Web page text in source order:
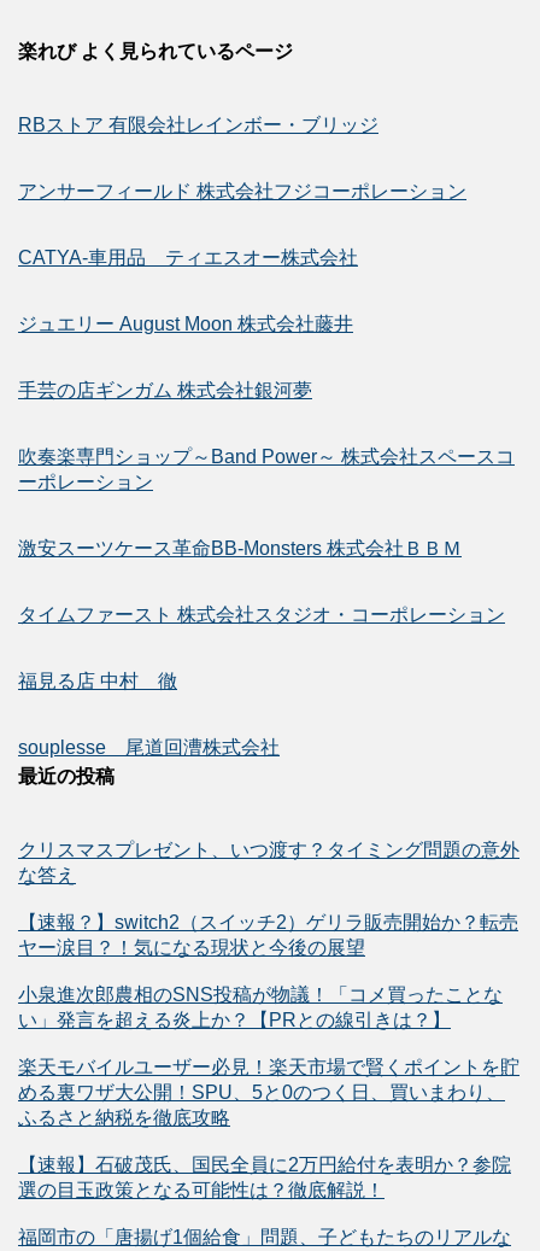
楽れび よく見られているページ
RBストア 有限会社レインボー・ブリッジ
アンサーフィールド 株式会社フジコーポレーション
CATYA-車用品 ティエスオー株式会社
ジュエリー August Moon 株式会社藤井
手芸の店ギンガム 株式会社銀河夢
吹奏楽専門ショップ～Band Power～ 株式会社スペースコ
ーポレーション
激安スーツケース革命BB-Monsters 株式会社ＢＢＭ
タイムファースト 株式会社スタジオ・コーポレーション
福見る店 中村 徹
souplesse 尾道回漕株式会社
最近の投稿
クリスマスプレゼント、いつ渡す？タイミング問題の意外
な答え
【速報？】switch2（スイッチ2）ゲリラ販売開始か？転売
ヤー涙目？！気になる現状と今後の展望
小泉進次郎農相のSNS投稿が物議！「コメ買ったことな
い」発言を超える炎上か？【PRとの線引きは？】
楽天モバイルユーザー必見！楽天市場で賢くポイントを貯
める裏ワザ大公開！SPU、5と0のつく日、買いまわり、
ふるさと納税を徹底攻略
【速報】石破茂氏、国民全員に2万円給付を表明か？参院
選の目玉政策となる可能性は？徹底解説！
福岡市の「唐揚げ1個給食」問題、子どもたちのリアルな